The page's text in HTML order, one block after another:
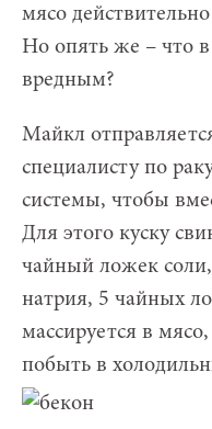
мясо
Но опять же – что в
вредным?
Майкл
специалисту по
системы, чтобы
Для этого куску
чайный ложек
натрия, 5 чайных
массируется в
побыть в